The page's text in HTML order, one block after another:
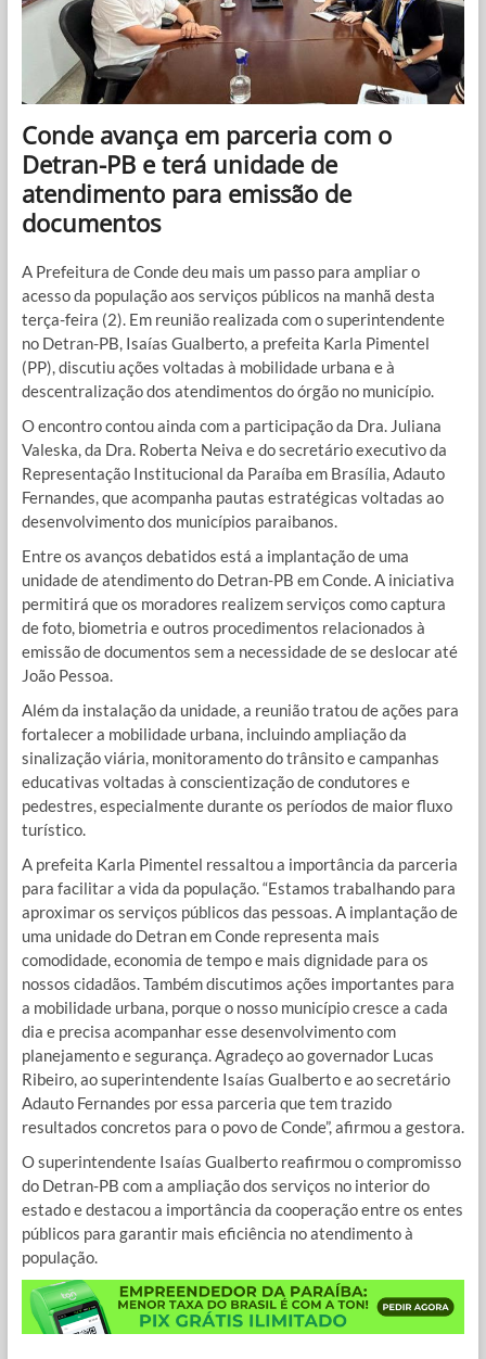
Conde avança em parceria com o
Detran-PB e terá unidade de
atendimento para emissão de
documentos
A Prefeitura de Conde deu mais um passo para ampliar o
acesso da população aos serviços públicos na manhã desta
terça-feira (2). Em reunião realizada com o superintendente
no Detran-PB, Isaías Gualberto, a prefeita Karla Pimentel
(PP), discutiu ações voltadas à mobilidade urbana e à
descentralização dos atendimentos do órgão no município.
O encontro contou ainda com a participação da Dra. Juliana
Valeska, da Dra. Roberta Neiva e do secretário executivo da
Representação Institucional da Paraíba em Brasília, Adauto
Fernandes, que acompanha pautas estratégicas voltadas ao
desenvolvimento dos municípios paraibanos.
Entre os avanços debatidos está a implantação de uma
unidade de atendimento do Detran-PB em Conde. A iniciativa
permitirá que os moradores realizem serviços como captura
de foto, biometria e outros procedimentos relacionados à
emissão de documentos sem a necessidade de se deslocar até
João Pessoa.
Além da instalação da unidade, a reunião tratou de ações para
fortalecer a mobilidade urbana, incluindo ampliação da
sinalização viária, monitoramento do trânsito e campanhas
educativas voltadas à conscientização de condutores e
pedestres, especialmente durante os períodos de maior fluxo
turístico.
A prefeita Karla Pimentel ressaltou a importância da parceria
para facilitar a vida da população. “Estamos trabalhando para
aproximar os serviços públicos das pessoas. A implantação de
uma unidade do Detran em Conde representa mais
comodidade, economia de tempo e mais dignidade para os
nossos cidadãos. Também discutimos ações importantes para
a mobilidade urbana, porque o nosso município cresce a cada
dia e precisa acompanhar esse desenvolvimento com
planejamento e segurança. Agradeço ao governador Lucas
Ribeiro, ao superintendente Isaías Gualberto e ao secretário
Adauto Fernandes por essa parceria que tem trazido
resultados concretos para o povo de Conde”, afirmou a gestora.
O superintendente Isaías Gualberto reafirmou o compromisso
do Detran-PB com a ampliação dos serviços no interior do
estado e destacou a importância da cooperação entre os entes
públicos para garantir mais eficiência no atendimento à
população.